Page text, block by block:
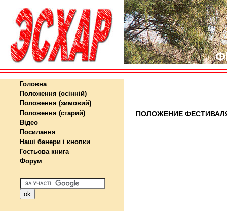
Головна
Положення (осінній)
Положення (зимовий)
Положення (старий)
Відео
Посилання
Наші банери і кнопки
Гостьова книга
Форум
ПОЛОЖЕНИЕ